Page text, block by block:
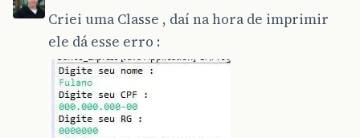
Criei uma Classe , daí na hora de imprimir
ele dá esse erro :